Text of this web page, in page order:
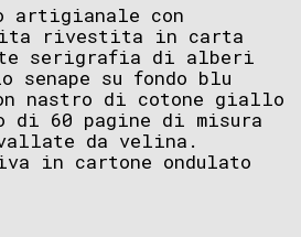
artigianale con
rivestita in carta
serigrafia di alberi
su fondo blu
nastro di cotone giallo
di 60 pagine di misura
da velina.
in cartone ondulato